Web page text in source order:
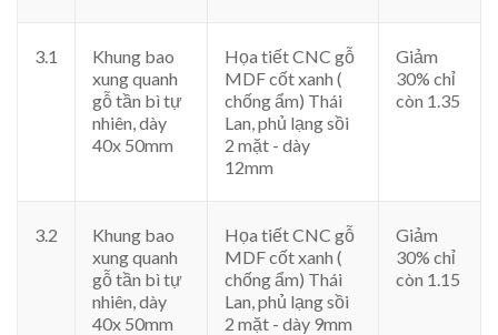
3.1
Khung bao
xung quanh
gỗ tần bì tự
nhiên, dày
40x 50mm
Họa tiết CNC gỗ
MDF cốt xanh (
chống ẩm) Thái
Lan, phủ lạng sồi
2 mặt - dày
12mm
Giảm
30% chỉ
còn 1.35
3.2
Khung bao
xung quanh
gỗ tần bì tự
nhiên, dày
40x 50mm
Họa tiết CNC gỗ
MDF cốt xanh (
chống ẩm) Thái
Lan, phủ lạng sồi
2 mặt - dày 9mm
Giảm
30% chỉ
còn 1.15